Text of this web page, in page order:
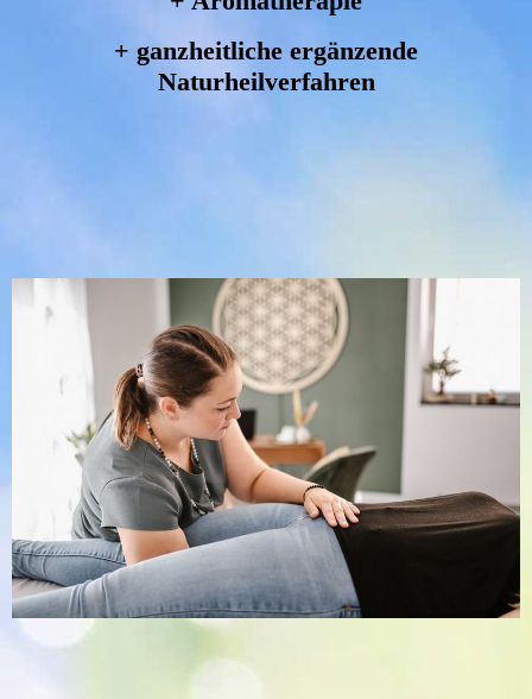
+ ganzheitliche ergänzende
Naturheilverfahren